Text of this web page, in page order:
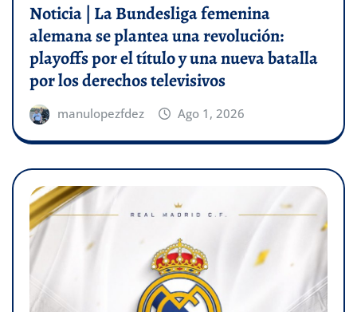
Noticia | La Bundesliga femenina
alemana se plantea una revolución:
playoffs por el título y una nueva batalla
por los derechos televisivos
manulopezfdez Ago 1, 2026